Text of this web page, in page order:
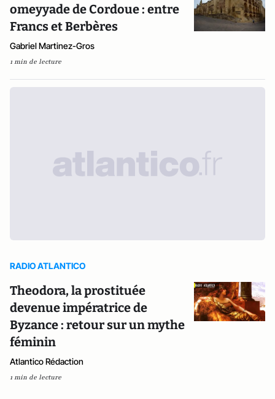
omeyyade de Cordoue : entre
Francs et Berbères
Gabriel Martinez-Gros
1 min de lecture
RADIO ATLANTICO
Theodora, la prostituée
devenue impératrice de
Byzance : retour sur un mythe
féminin
Atlantico Rédaction
1 min de lecture